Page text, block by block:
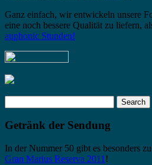
Ganz einfach, wir entwickeln unsere
eine noch bessere Qualität zu liefern,
auphonic Stunden!
for:
Getränk der Sendung
In der Nummer 50 gibt es besonders
Gran Marius Reserva 2011 !